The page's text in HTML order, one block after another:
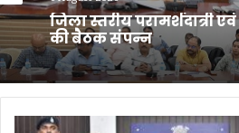
दुर्ग में लूट के दौरान कांग्रेस
खुलासा, 48 घंटे में आरोपी
100 CCTV से खुला राज